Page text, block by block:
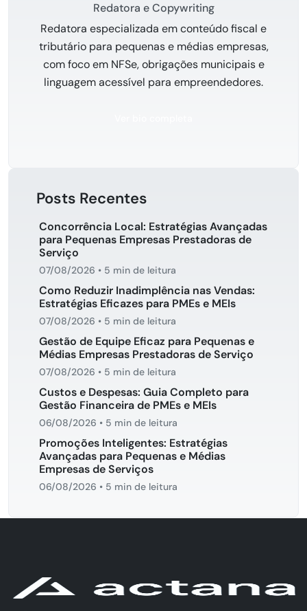
Redatora e Copywriting
Redatora especializada em conteúdo fiscal e
tributário para pequenas e médias empresas,
com foco em NFSe, obrigações municipais e
linguagem acessível para empreendedores.
Posts Recentes
Concorrência Local: Estratégias Avançadas
para Pequenas Empresas Prestadoras de
Serviço
07/08/2026 • 5 min de leitura
Como Reduzir Inadimplência nas Vendas:
Estratégias Eficazes para PMEs e MEIs
07/08/2026 • 5 min de leitura
Gestão de Equipe Eficaz para Pequenas e
Médias Empresas Prestadoras de Serviço
07/08/2026 • 5 min de leitura
Custos e Despesas: Guia Completo para
Gestão Financeira de PMEs e MEIs
06/08/2026 • 5 min de leitura
Promoções Inteligentes: Estratégias
Avançadas para Pequenas e Médias
Empresas de Serviços
06/08/2026 • 5 min de leitura